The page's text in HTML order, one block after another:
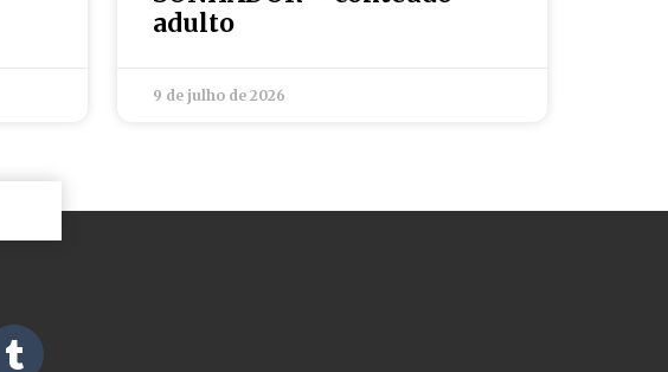
adulto
9 de julho de 2026